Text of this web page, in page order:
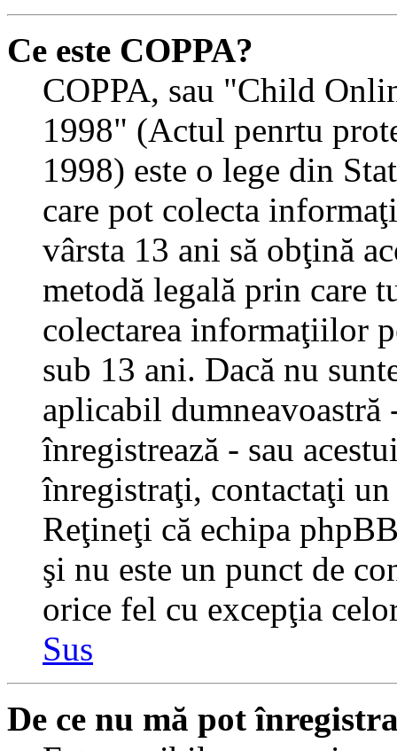
Ce este COPPA?
COPPA, sau "Child
1998" (Actul penrtu
1998) este o lege din
care pot colecta
vârsta 13 ani să obţină
metodă legală prin care
colectarea informaţiilor
sub 13 ani. Dacă nu
aplicabil dumneavoastră
înregistrează - sau
înregistraţi, contactaţi
Reţineţi că echipa
şi nu este un punct de
orice fel cu excepţia
Sus
De ce nu mă pot